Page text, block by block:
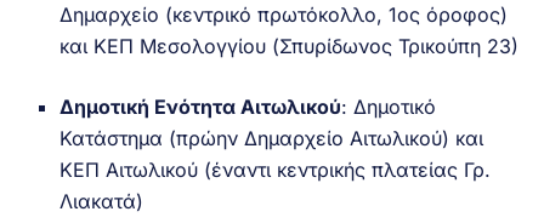
Δημαρχείο (κεντρικό πρωτόκολλο, 1ος όροφος)
και ΚΕΠ Μεσολογγίου (Σπυρίδωνος Τρικούπη 23)
Δημοτική Ενότητα Αιτωλικού: Δημοτικό
Κατάστημα (πρώην Δημαρχείο Αιτωλικού) και
ΚΕΠ Αιτωλικού (έναντι κεντρικής πλατείας Γρ.
Λιακατά)